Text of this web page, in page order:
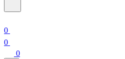
0
0
0